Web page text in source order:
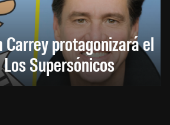
Carrey protagonizará el
Supersónicos